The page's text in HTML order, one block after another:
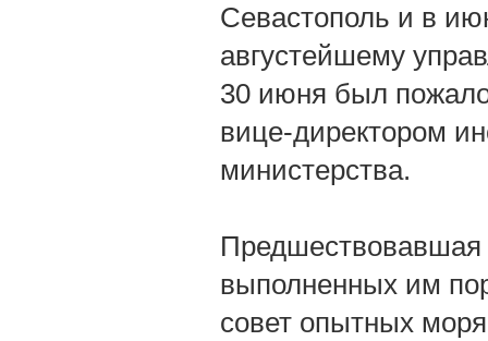
Севастополь и в
августейшему
30 июня был
вице-директором
министерства.
Предшествовавшая
выполненных им
совет опытных